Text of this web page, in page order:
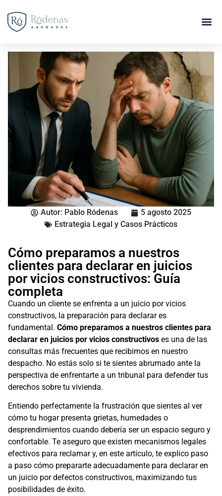
Autor: Pablo Ródenas
5 agosto 2025
Estrategia Legal y Casos Prácticos
Cómo preparamos a nuestros
clientes para declarar en juicios
por vicios constructivos: Guía
completa
Cuando un cliente se enfrenta a un juicio por vicios
constructivos, la preparación para declarar es
fundamental. Cómo preparamos a nuestros clientes para
declarar en juicios por vicios constructivos es una de las
consultas más frecuentes que recibimos en nuestro
despacho. No estás solo si te sientes abrumado ante la
perspectiva de enfrentarte a un tribunal para defender tus
derechos sobre tu vivienda.
Entiendo perfectamente la frustración que sientes al ver
cómo tu hogar presenta grietas, humedades o
desprendimientos cuando debería ser un espacio seguro y
confortable. Te aseguro que existen mecanismos legales
efectivos para reclamar y, en este artículo, te explico paso
a paso cómo prepararte adecuadamente para declarar en
un juicio por defectos constructivos, maximizando tus
posibilidades de éxito.